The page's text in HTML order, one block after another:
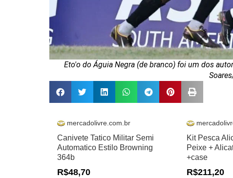
Eto'o do Águia Negra (de branco) foi um dos
mercadolivre.com.br
Canivete Tatico Militar Semi
Automatico Estilo Browning
364b
R$48,70
Kit Pesca
Peixe +
+case
R$211,20